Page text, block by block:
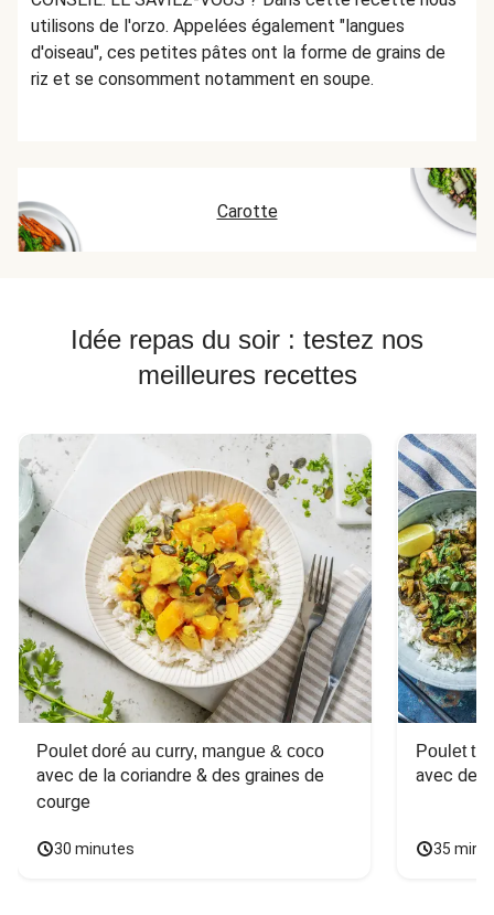
utilisons de l'orzo. Appelées également "langues
d'oiseau", ces petites pâtes ont la forme de grains de
riz et se consomment notamment en soupe.
Carotte
Idée repas du soir : testez nos
meilleures recettes
Poulet doré au curry, mangue & coco
avec de la coriandre & des graines de
courge
30 minutes
Poulet
avec des
35